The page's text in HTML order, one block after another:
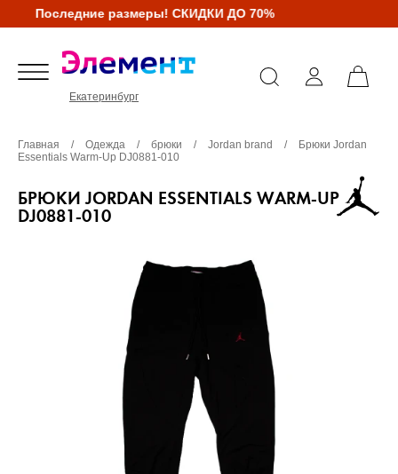
Последние размеры! СКИДКИ ДО 70%
Екатеринбург
Главная / Одежда / брюки / Jordan brand /
Брюки Jordan
Essentials Warm-Up DJ0881-010
БРЮКИ JORDAN ESSENTIALS WARM-UP
DJ0881-010